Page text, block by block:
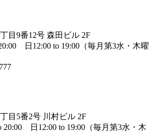
目9番12号 森田ビル 2F
日12:00 to 19:00（毎月第3水・木曜
目5番2号 川村ビル 2F
20:00 日12:00 to 19:00（毎月第3水・木